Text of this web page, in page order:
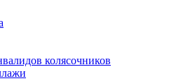
колясочников